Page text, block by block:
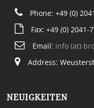
Phone: +49 (0)
Fax: +49 (0) 2041-
Email: info (at)
Address:
NEUIGKEITEN